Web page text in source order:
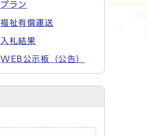
プラン
福祉有償運送
入札結果
WEB公示板（公告）